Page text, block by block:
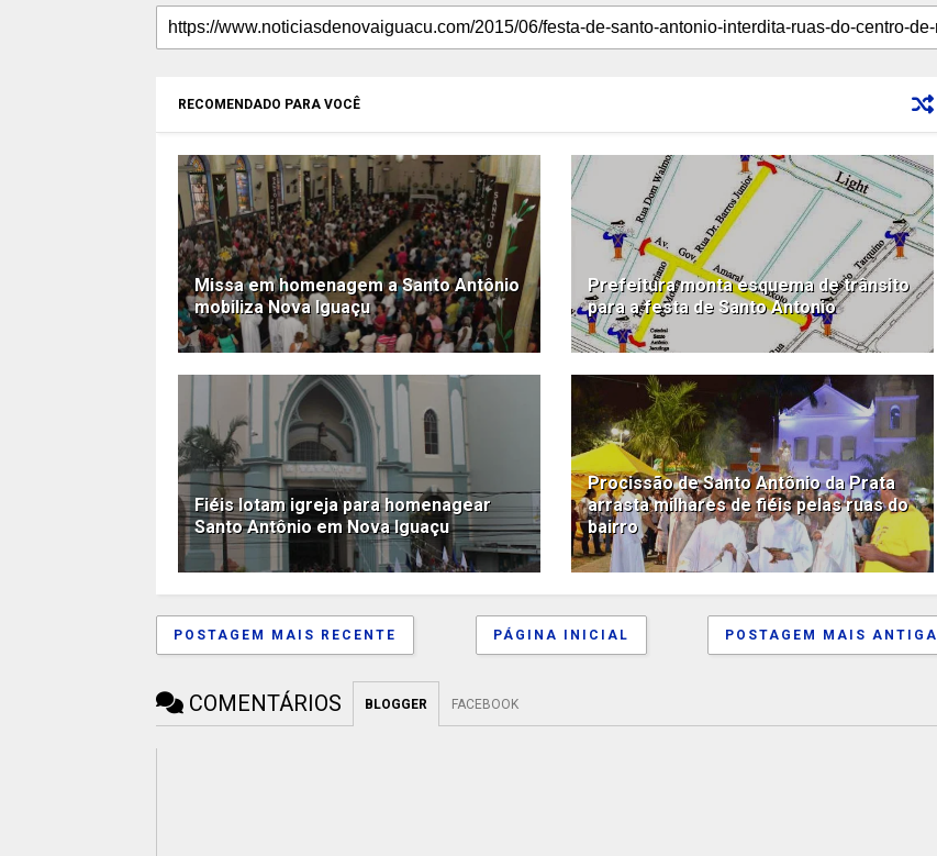
RECOMENDADO PARA VOCÊ
Missa em homenagem a Santo Antônio
mobiliza Nova Iguaçu
Prefeitura monta esquema de trânsito
para a festa de Santo Antonio
Fiéis lotam igreja para homenagear
Santo Antônio em Nova Iguaçu
Procissão de Santo Antônio da Prata
arrasta milhares de fiéis pelas ruas do
bairro
POSTAGEM MAIS RECENTE POSTAGEM MAIS ANTIGA
PÁGINA INICIAL
COMENTÁRIOS BLOGGER FACEBOOK